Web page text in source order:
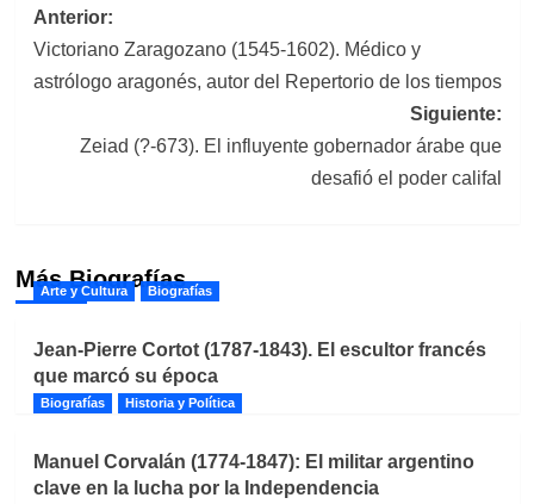
Navegación
de
entradas
Anterior:
Victoriano Zaragozano (1545-1602). Médico y
astrólogo aragonés, autor del Repertorio de los tiempos
Siguiente:
Zeiad (?-673). El influyente gobernador árabe que
desafió el poder califal
Más Biografías
Arte y Cultura Biografías
Jean-Pierre Cortot (1787-1843). El escultor francés
que marcó su época
Biografías Historia y Política
Manuel Corvalán (1774-1847): El militar argentino
clave en la lucha por la Independencia